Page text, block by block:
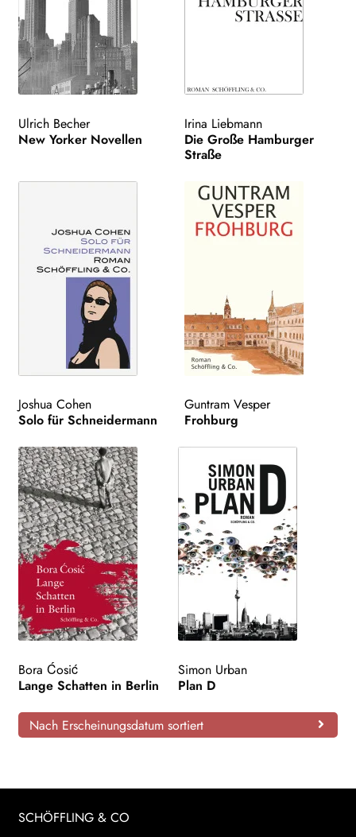
Ulrich Becher
New Yorker Novellen
Irina Liebmann
Die Große Hamburger
Straße
Joshua Cohen
Solo für Schneidermann
Guntram Vesper
Frohburg
Bora Ćosić
Lange Schatten in Berlin
Simon Urban
Plan D
Nach Erscheinungsdatum sortiert
SCHÖFFLING & CO